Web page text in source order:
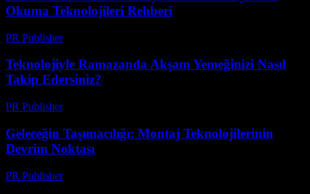
Okuma Teknolojileri Rehberi
PR Publisher-
Teknolojiyle Ramazanda Akşam Yemeğinizi Nasıl
Takip Edersiniz?
PR Publisher-
Geleceğin Taşımacılığı: Montaj Teknolojilerinin
Devrim Noktası
PR Publisher-